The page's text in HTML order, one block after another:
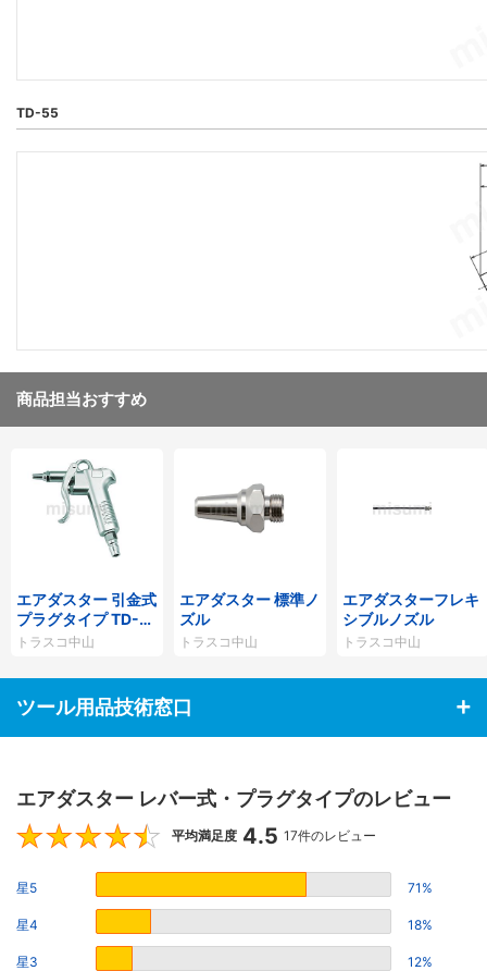
TD-55
商品担当おすすめ
エアダスター 引金式
プラグタイプ TD-8
0
トラスコ中山
エアダスター 標準ノ
ズル
トラスコ中山
エアダスターフレキ
シブルノズル
トラスコ中山
ツール用品技術窓口
エアダスター レバー式・プラグタイプのレビュー
4.5
平均満足度 4.5 17件のレビュー
星5 71%
星4 18%
星3 12%